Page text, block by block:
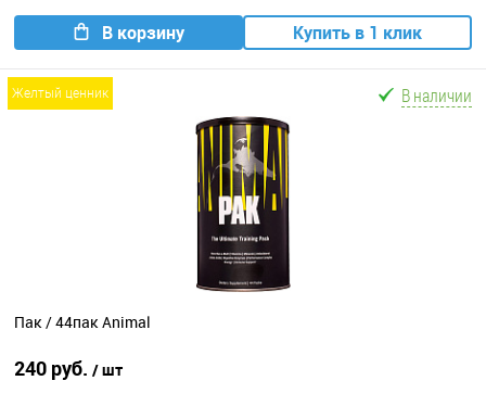
В корзину Купить в 1 клик
желтый ценник В наличии
Пак / 44пак Animal
240 руб. / шт